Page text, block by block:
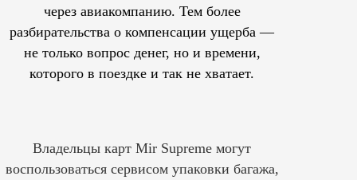
через авиакомпанию. Тем более
разбирательства о компенсации ущерба —
не только вопрос денег, но и времени,
которого в поездке и так не хватает.
Владельцы карт Mir Supreme могут
воспользоваться сервисом упаковки багажа,